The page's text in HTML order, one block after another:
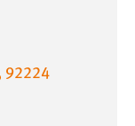
92224
= 3